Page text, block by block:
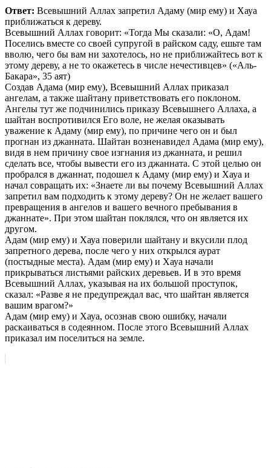
Ответ: Всевышний Аллах запретил Адаму (мир ему) и Хауа
приближаться к дереву.
Всевышний Аллах говорит: «Тогда Мы сказали: «О, Адам!
Поселись вместе со своей супругой в райском саду, ешьте там
вволю, чего бы вам ни захотелось, но не приближайтесь вот к
этому дереву, а не то окажетесь в числе нечестивцев» («Аль-
Бакара», 35 аят)
Создав Адама (мир ему), Всевышний Аллах приказал
ангелам, а также шайтану приветствовать его поклоном.
Ангелы тут же подчинились приказу Всевышнего Аллаха, а
шайтан воспротивился Его воле, не желая оказывать
уважение к Адаму (мир ему), по причине чего он и был
прогнан из джанната. Шайтан возненавидел Адама (мир ему),
видя в нем причину свое изгнания из джанната, и решил
сделать все, чтобы вывести его из джанната. С этой целью он
пробрался в джаннат, подошел к Адаму (мир ему) и Хауа и
начал совращать их: «Знаете ли вы почему Всевышний Аллах
запретил вам подходить к этому дереву? Он не желает вашего
превращения в ангелов и вашего вечного пребывания в
джаннате». При этом шайтан поклялся, что он является их
другом.
Адам (мир ему) и Хауа поверили шайтану и вкусили плод
запретного дерева, после чего у них открылся аурат
(постыдные места). Адам (мир ему) и Хауа начали
прикрываться листьями райских деревьев. И в это время
Всевышний Аллах, указывая на их большой проступок,
сказал: «Разве я не предупреждал вас, что шайтан является
вашим врагом?»
Адам (мир ему) и Хауа, осознав свою ошибку, начали
раскаиваться в содеянном. После этого Всевышний Аллах
приказал им поселиться на земле.